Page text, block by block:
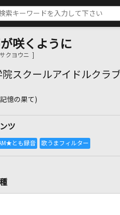
咲くように
クヨウニ ]
スクールアイドルクラブ
憶の果て)
ツ